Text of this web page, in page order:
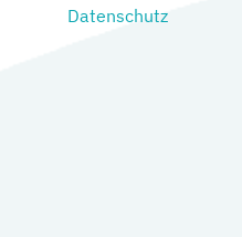
Datenschutz